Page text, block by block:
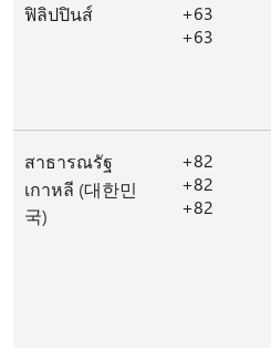
ฟิลิปปินส์
+63
+63
สาธารณรัฐ
เกาหลี (대한민
국)
+82
+82
+82